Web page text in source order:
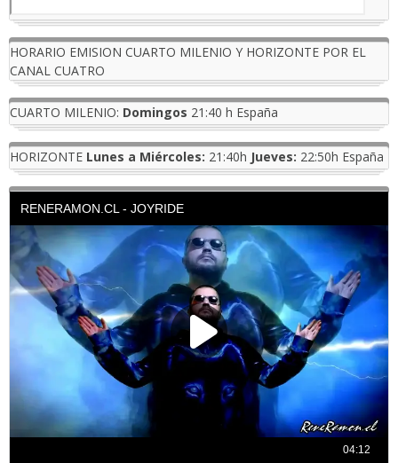
HORARIO EMISION CUARTO MILENIO Y HORIZONTE POR EL
CANAL CUATRO
CUARTO MILENIO: Domingos 21:40 h España
HORIZONTE Lunes a Miércoles: 21:40h Jueves: 22:50h España